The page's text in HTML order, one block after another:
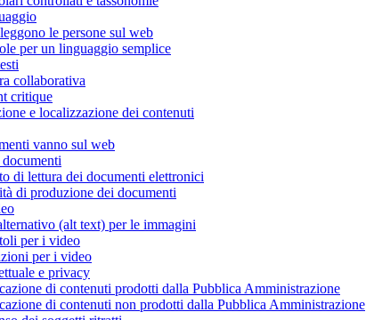
le persone sul web
per un linguaggio semplice
collaborativa
critique
e localizzazione dei contenuti
vanno sul web
di lettura dei documenti elettronici
di produzione dei documenti
(alt text) per le immagini
per i video
per i video
e privacy
di contenuti prodotti dalla Pubblica Amministrazione
di contenuti non prodotti dalla Pubblica Amministrazione